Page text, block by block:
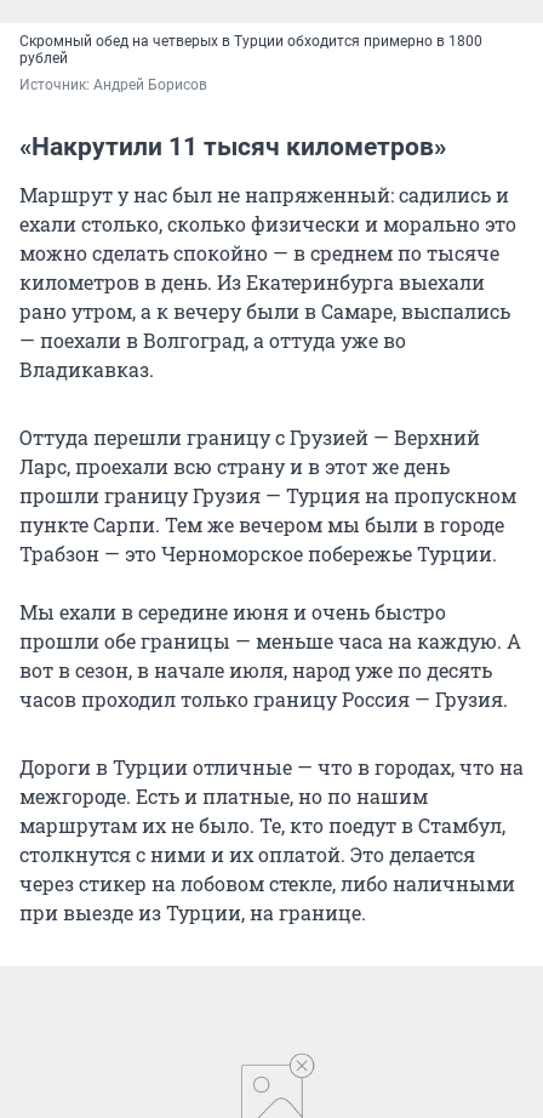
Скромный обед на четверых в Турции обходится примерно в 1800
рублей
Источник: Андрей Борисов
«Накрутили 11 тысяч километров»
Маршрут у нас был не напряженный: садились и
ехали столько, сколько физически и морально это
можно сделать спокойно — в среднем по тысяче
километров в день. Из Екатеринбурга выехали
рано утром, а к вечеру были в Самаре, выспались
— поехали в Волгоград, а оттуда уже во
Владикавказ.
Оттуда перешли границу с Грузией — Верхний
Ларс, проехали всю страну и в этот же день
прошли границу Грузия — Турция на пропускном
пункте Сарпи. Тем же вечером мы были в городе
Трабзон — это Черноморское побережье Турции.
Мы ехали в середине июня и очень быстро
прошли обе границы — меньше часа на каждую. А
вот в сезон, в начале июля, народ уже по десять
часов проходил только границу Россия — Грузия.
Дороги в Турции отличные — что в городах, что на
межгороде. Есть и платные, но по нашим
маршрутам их не было. Те, кто поедут в Стамбул,
столкнутся с ними и их оплатой. Это делается
через стикер на лобовом стекле, либо наличными
при выезде из Турции, на границе.